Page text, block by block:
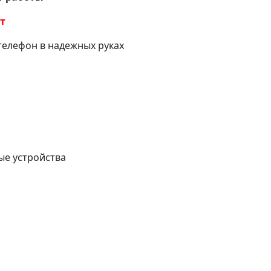
в надежных руках
устройства